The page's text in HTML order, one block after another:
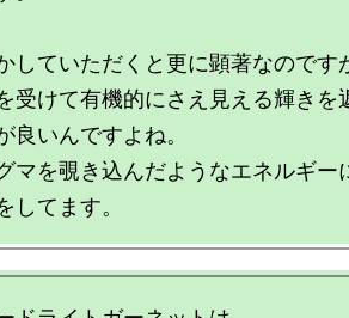
していただくと更に顕著なのです
受けて有機的にさえ見える輝きを
良いんですよね。
マを覗き込んだようなエネルギー